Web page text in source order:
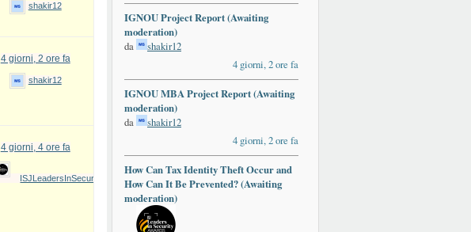
shakir12
4 giorni, 2 ore fa
shakir12
4 giorni, 4 ore fa
ISJLeadersInSecurityAwards
IGNOU Project Report (Awaiting
moderation)
da
shakir12
4 giorni, 2 ore fa
IGNOU MBA Project Report (Awaiting
moderation)
da
shakir12
4 giorni, 2 ore fa
How Can Tax Identity Theft Occur and
How Can It Be Prevented? (Awaiting
moderation)